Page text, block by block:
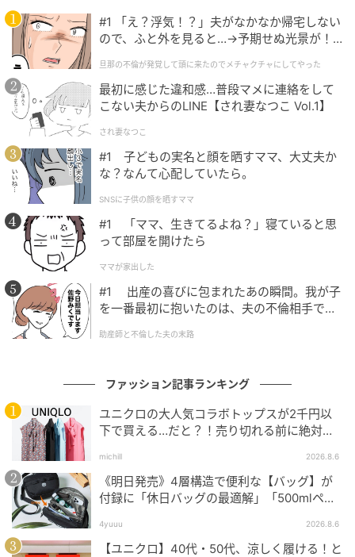
えるシャーベットニットのトップス。ふわりと広がる
シルエットでフェミニンな雰囲気がありながら、シャ
リ感素材で甘すぎず大人っぽい仕上がり。切り替えの
位置が高めなので、スタイルアップ効果にも期待でき
ます。同シリーズのカーデと合わせて、アンサンブル
として着こなすのもおすすめです。
ざっくり羽織れて体型カバーもしやすい1枚
#1 「え？浮気！？」夫がなかなか帰宅しない
ので、ふと外を見ると…→予期せぬ光景が！
クチャにしてやった
旦那の不倫が発覚して頭に来たのでメチャクチャにしてやった
最初に感じた違和感…普段マメに連絡をして
こない夫からのLINE【され妻なつこ Vol.1】
され妻なつこ
#1 子どもの実名と顔を晒すママ、大丈夫か
な？なんて心配していたら。
SNSに子供の顔を晒すママ
#1 「ママ、生きてるよね？」寝ていると思
って部屋を開けたら
ママが家出した
#1 出産の喜びに包まれたあの瞬間。我が子
を一番最初に抱いたのは、夫の不倫相手でし
助産師と不倫した夫の末路
ファッション記事ランキング
ユニクロの大人気コラボトップスが2千円以
下で買える…だと？！売り切れる前に絶対買
michill 2026.8.6
《明日発売》4層構造で便利な【バッグ】が
付録に「休日バッグの最適解」「500mlペッ
4yuuu 2026.8.6
【ユニクロ】40代・50代、涼しく履ける！と